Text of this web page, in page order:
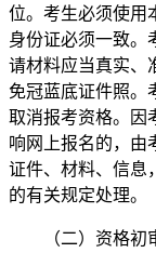
位。考生必须使用
身份证必须一致。
请材料应当真实、
免冠蓝底证件照。
取消报考资格。因
响网上报名的，由
证件、材料、信息
的有关规定处理。
（二）资格初